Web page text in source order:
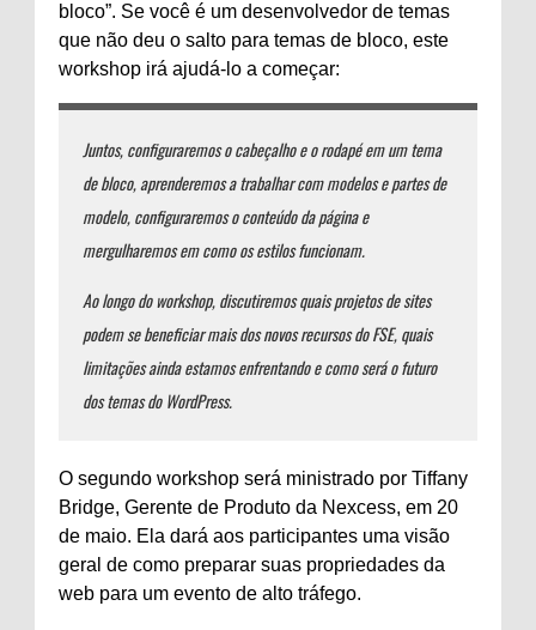
bloco”. Se você é um desenvolvedor de temas
que não deu o salto para temas de bloco, este
workshop irá ajudá-lo a começar:
Juntos, configuraremos o cabeçalho e o rodapé em um tema
de bloco, aprenderemos a trabalhar com modelos e partes de
modelo, configuraremos o conteúdo da página e
mergulharemos em como os estilos funcionam.
Ao longo do workshop, discutiremos quais projetos de sites
podem se beneficiar mais dos novos recursos do FSE, quais
limitações ainda estamos enfrentando e como será o futuro
dos temas do WordPress.
O segundo workshop será ministrado por Tiffany
Bridge, Gerente de Produto da Nexcess, em 20
de maio. Ela dará aos participantes uma visão
geral de como preparar suas propriedades da
web para um evento de alto tráfego.